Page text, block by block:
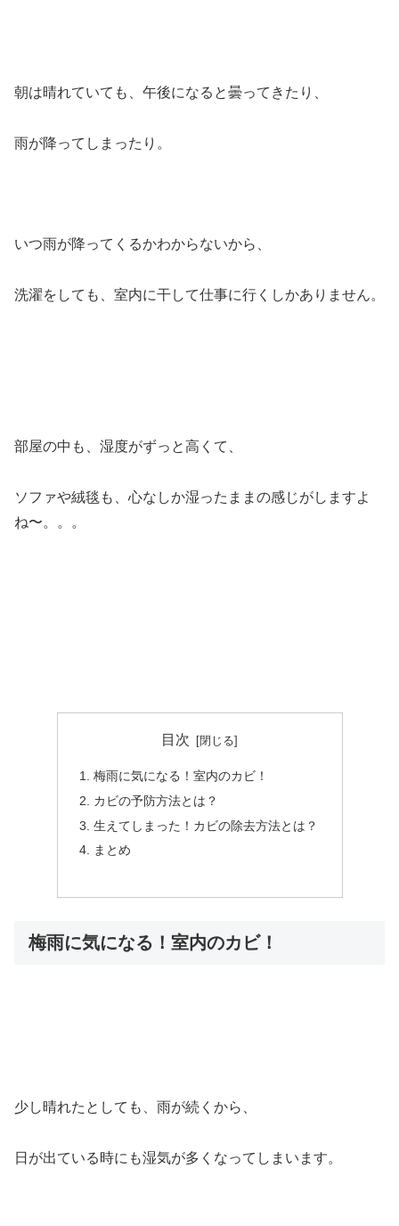
朝は晴れていても、午後になると曇ってきたり、
雨が降ってしまったり。
いつ雨が降ってくるかわからないから、
洗濯をしても、室内に干して仕事に行くしかありません。
部屋の中も、湿度がずっと高くて、
ソファや絨毯も、心なしか湿ったままの感じがしますよ
ね〜。。。
目次
梅雨に気になる！室内のカビ！
カビの予防方法とは？
生えてしまった！カビの除去方法とは？
まとめ
梅雨に気になる！室内のカビ！
少し晴れたとしても、雨が続くから、
日が出ている時にも湿気が多くなってしまいます。